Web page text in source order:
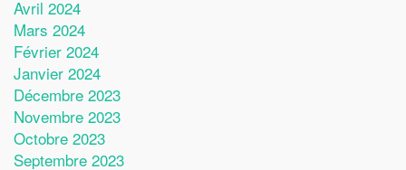
Avril 2024
Mars 2024
Février 2024
Janvier 2024
Décembre 2023
Novembre 2023
Octobre 2023
Septembre 2023